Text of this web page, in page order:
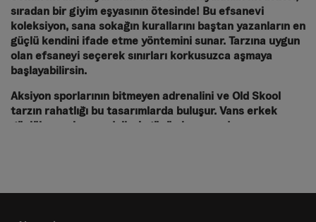
sıradan bir giyim eşyasının ötesinde! Bu efsanevi
koleksiyon, sana sokağın kurallarını baştan yazanların en
güçlü kendini ifade etme yöntemini sunar. Tarzına uygun
olan efsaneyi seçerek sınırları korkusuzca aşmaya
başlayabilirsin.
Aksiyon sporlarının bitmeyen adrenalini ve Old Skool
tarzın rahatlığı bu tasarımlarda buluşur. Vans erkek
günlük sneaker modelleri, günün her anında sana